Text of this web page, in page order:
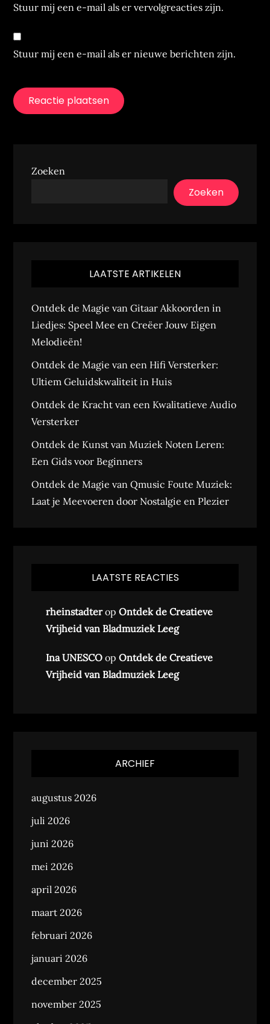
Stuur mij een e-mail als er vervolgreacties zijn.
Stuur mij een e-mail als er nieuwe berichten zijn.
Zoeken
Zoeken
LAATSTE ARTIKELEN
Ontdek de Magie van Gitaar Akkoorden in
Liedjes: Speel Mee en Creëer Jouw Eigen
Melodieën!
Ontdek de Magie van een Hifi Versterker:
Ultiem Geluidskwaliteit in Huis
Ontdek de Kracht van een Kwalitatieve Audio
Versterker
Ontdek de Kunst van Muziek Noten Leren:
Een Gids voor Beginners
Ontdek de Magie van Qmusic Foute Muziek:
Laat je Meevoeren door Nostalgie en Plezier
LAATSTE REACTIES
rheinstadteropOntdek de Creatieve
Vrijheid van Bladmuziek Leeg
Ina UNESCO opOntdek de Creatieve
Vrijheid van Bladmuziek Leeg
ARCHIEF
augustus 2026
juli 2026
juni 2026
mei 2026
april 2026
maart 2026
februari 2026
januari 2026
december 2025
november 2025